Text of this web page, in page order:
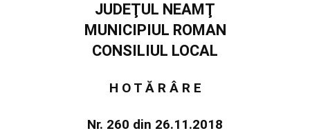
JUDEŢUL NEAMŢ
MUNICIPIUL ROMAN
CONSILIUL LOCAL
H O T Ă R Â R E
Nr. 260 din 26.11.2018